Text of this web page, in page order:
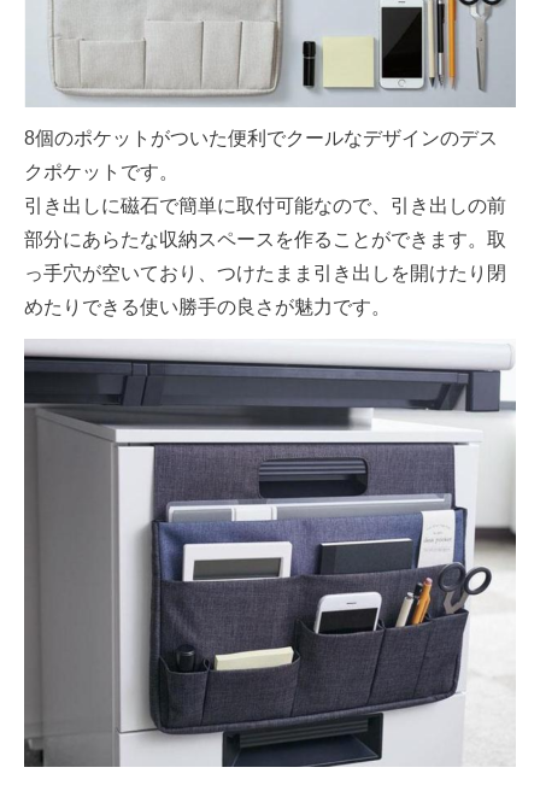
8個のポケットがついた便利でクールなデザインのデス
クポケットです。
引き出しに磁石で簡単に取付可能なので、引き出しの前
部分にあらたな収納スペースを作ることができます。取
っ手穴が空いており、つけたまま引き出しを開けたり閉
めたりできる使い勝手の良さが魅力です。